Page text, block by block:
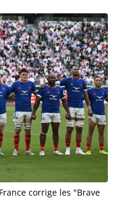
corrige les "Brave